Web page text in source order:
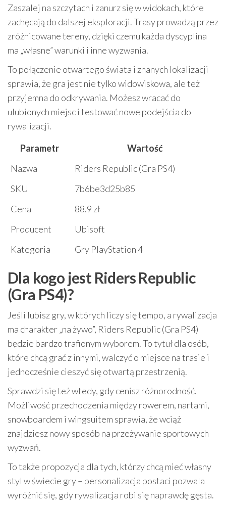
Zaszalej na szczytach i zanurz się w widokach, które
zachęcają do dalszej eksploracji. Trasy prowadzą przez
zróżnicowane tereny, dzięki czemu każda dyscyplina
ma „własne” warunki i inne wyzwania.
To połączenie otwartego świata i znanych lokalizacji
sprawia, że gra jest nie tylko widowiskowa, ale też
przyjemna do odkrywania. Możesz wracać do
ulubionych miejsc i testować nowe podejścia do
rywalizacji.
Parametr
Wartość
Nazwa
Riders Republic (Gra PS4)
SKU
7b6be3d25b85
Cena
88.9 zł
Producent
Ubisoft
Kategoria
Gry PlayStation 4
Dla kogo jest Riders Republic
(Gra PS4)?
Jeśli lubisz gry, w których liczy się tempo, a rywalizacja
ma charakter „na żywo”, Riders Republic (Gra PS4)
będzie bardzo trafionym wyborem. To tytuł dla osób,
które chcą grać z innymi, walczyć o miejsce na trasie i
jednocześnie cieszyć się otwartą przestrzenią.
Sprawdzi się też wtedy, gdy cenisz różnorodność.
Możliwość przechodzenia między rowerem, nartami,
snowboardem i wingsuitem sprawia, że wciąż
znajdziesz nowy sposób na przeżywanie sportowych
wyzwań.
To także propozycja dla tych, którzy chcą mieć własny
styl w świecie gry – personalizacja postaci pozwala
wyróżnić się, gdy rywalizacja robi się naprawdę gęsta.